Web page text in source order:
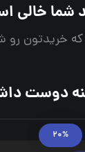
شما خالی
خریدتون رو
دوست
۲۰%